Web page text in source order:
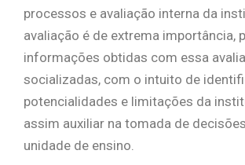
processos e avaliação interna da
avaliação é de extrema importância,
informações obtidas com essa
socializadas, com o intuito de
potencialidades e limitações da
assim auxiliar na tomada de
unidade de ensino.